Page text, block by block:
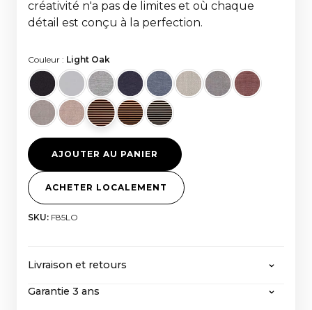
créativité n'a pas de limites et où chaque
détail est conçu à la perfection.
Couleur : Light Oak
AJOUTER AU PANIER
ACHETER LOCALEMENT
SKU: F85LO
Livraison et retours
CANVAS offre la livraison gratuite pour toute
Garantie 3 ans